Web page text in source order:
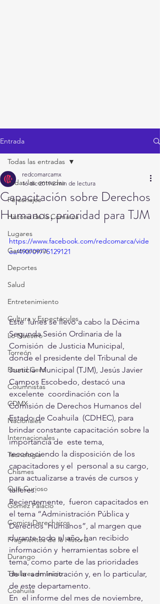
Entrada
Todas las entradas
Personajes
Historia de la Comarca
Lugares
Gastronomía
Deportes
Salud
Entretenimiento
Cultura y Espectáculos
Lo Nuestro
Torreón
Round Cero
Columnistas
CDMX
Nacionales
Internacionales
Tecnología
Chismes
Qué Curioso
Gómez Palacio
Comics Derechairos
Fragmentos de la Historia
Durango
Titulares en Inicio
Coahuila
Todas las entradas
Capacitación sobre Derechos
Humanos, prioridad para TJM
redcomarcamx
16 dic 2019 2 min de lectura
https://www.facebook.com/redcomarca/vide
os/490709775129121
Este  lunes se llevó a cabo la Décima
Segunda Sesión Ordinaria de la
Comisión  de Justicia Municipal,
donde el presidente del Tribunal de
Justicia  Municipal (TJM), Jesús Javier
Campos Escobedo, destacó una
excelente  coordinación con la
Comisión de Derechos Humanos del
Estado de Coahuila  (CDHEC), para
brindar constante capacitación sobre la
importancia de  este tema,
reconociendo la disposición de los
capacitadores y el  personal a su cargo,
para actualizarse a través de cursos y
talleres.
Recientemente,  fueron capacitados en
el tema “Administración Pública y
Derechos  Humanos”, al margen que
durante todo el año, han recibido
información y  herramientas sobre el
tema, como parte de las prioridades
de la  administración y, en lo particular,
de este departamento.
En  el informe del mes de noviembre,